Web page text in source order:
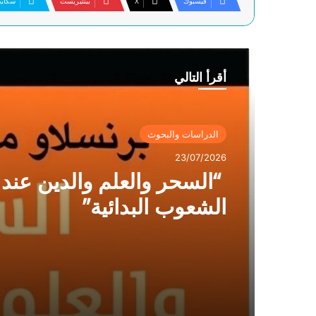
أقرأ التالي
الدراسات والبحوث
23/07/2026
“السحر والعلم والدين عند
الشعوب البدائية”